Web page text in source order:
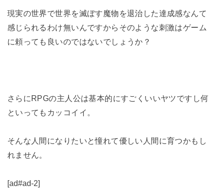
現実の世界で世界を滅ぼす魔物を退治した達成感なんて
感じられるわけ無いんですからそのような刺激はゲーム
に頼っても良いのではないでしょうか？
さらにRPGの主人公は基本的にすごくいいヤツですし何
といってもカッコイイ。
そんな人間になりたいと憧れて優しい人間に育つかもし
れません。
[ad#ad-2]